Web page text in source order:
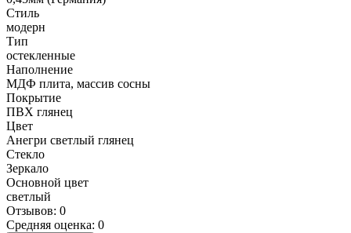
Стиль
модерн
Тип
остекленные
Наполнение
МДФ плита, массив сосны
Покрытие
ПВХ глянец
Цвет
Анегри светлый глянец
Стекло
Зеркало
Основной цвет
светлый
Отзывов: 0
Средняя оценка: 0